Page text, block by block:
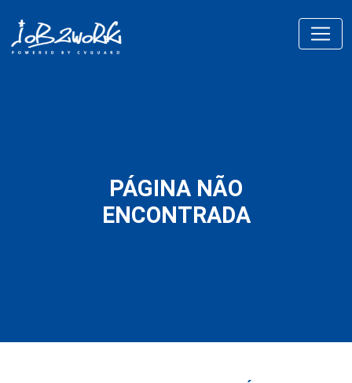
PÁGINA NÃO
ENCONTRADA